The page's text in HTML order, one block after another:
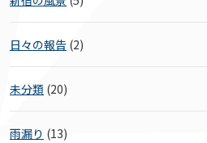
日々の報告 (2)
未分類 (20)
雨漏り (13)